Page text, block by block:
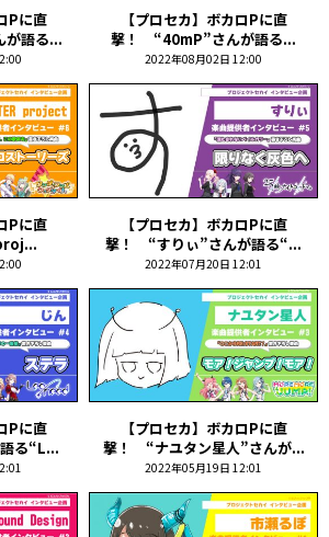
Pに直
語る...
【プロセカ】ボカロPに直
撃！ “40mP”さんが語る...
2022年08月02日 12:00
Pに直
【プロセカ】ボカロPに直
撃！ “すりぃ”さんが語る“...
2022年07月20日 12:01
Pに直
る“L...
【プロセカ】ボカロPに直
撃！ “ナユタン星人”さんが...
2022年05月19日 12:01